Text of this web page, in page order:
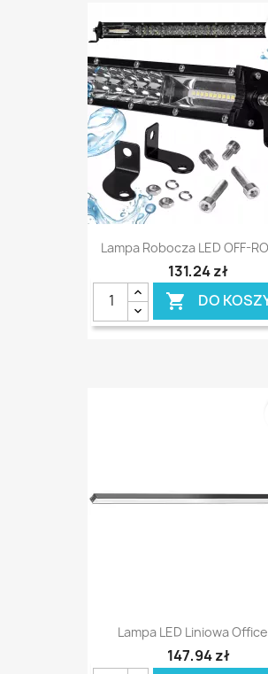
Lampa Robocza LED OFF-
131,24 zł
 DO
Lampa LED Liniowa
147,94 zł